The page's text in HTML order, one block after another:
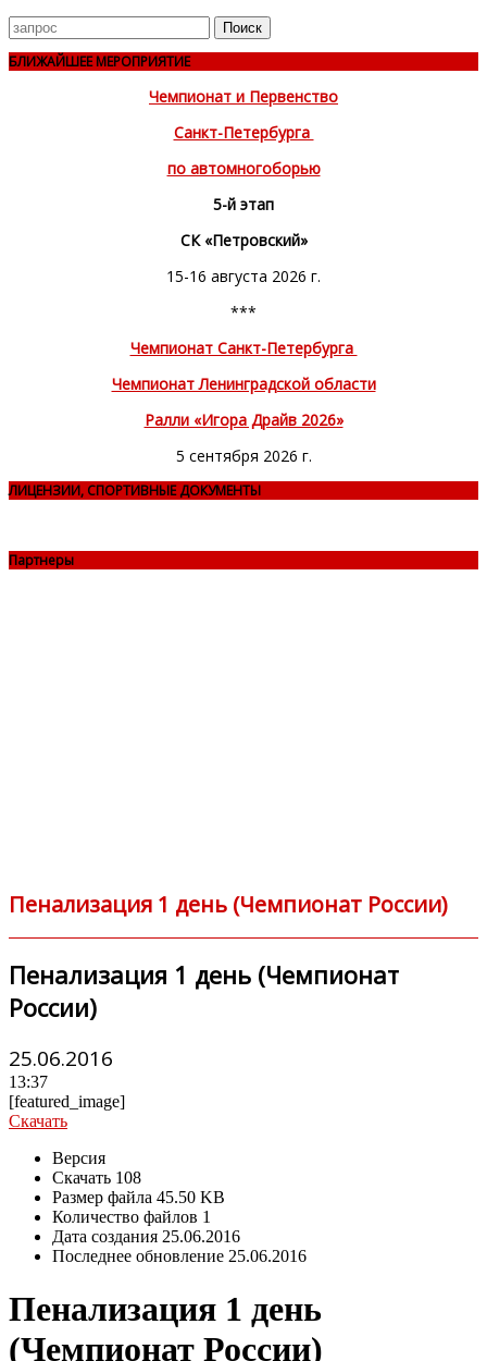
Поиск
для
БЛИЖАЙШЕЕ МЕРОПРИЯТИЕ
Чемпионат и Первенство
Санкт-Петербурга
по автомногоборью
5-й этап
СК «Петровский»
15-16 августа 2026 г.
***
Чемпионат Санкт-Петербурга
Чемпионат Ленинградской области
Ралли «Игора Драйв 2026»
5 сентября 2026 г.
ЛИЦЕНЗИИ, СПОРТИВНЫЕ ДОКУМЕНТЫ
Партнеры
Пенализация 1 день (Чемпионат России)
Пенализация 1 день (Чемпионат
России)
25.06.2016
13:37
[featured_image]
Скачать
Версия
Скачать 108
Размер файла 45.50 KB
Количество файлов 1
Дата создания 25.06.2016
Последнее обновление 25.06.2016
Пенализация 1 день
(Чемпионат России)